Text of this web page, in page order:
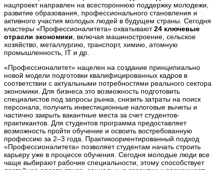
нацпроект направлен на всестороннюю поддержку молодежи,
развитие образования, профессионального становления и
активного участия молодых людей в будущем страны. Сегодня
кластеры «Профессионалитета» охватывают24 ключевые
отрасли экономики, включая машиностроение, сельское
хозяйство, металлургию, транспорт, химию, атомную
промышленность, IT и др.
«Профессионалитет» нацелен на создание принципиально
новой модели подготовки квалифицированных кадров в
соответствии с актуальными потребностями реального сектора
экономики. Для бизнеса это возможность подготовить
специалистов под запросы рынка, снизить затраты на поиск
персонала, получить инвестиционные налоговые вычеты и
частично закрыть вакантные места за счет студентов-
практикантов. Для студентов программа предоставляет
возможность пройти обучение и освоить востребованную
профессию за 2–3 года. Практикоориентированный подход
«Профессионалитета» позволяет студентам начать строить
карьеру уже в процессе обучения. Сегодня молодые люди все
чаще выбирают рабочие специальности, этому способствует